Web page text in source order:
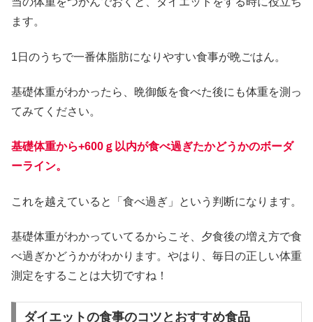
ます。
1日のうちで一番体脂肪になりやすい食事が晩ごはん。
基礎体重がわかったら、晩御飯を食べた後にも体重を測っ
てみてください。
基礎体重から+600ｇ以内が食べ過ぎたかどうかのボーダ
ーライン。
これを越えていると「食べ過ぎ」という判断になります。
基礎体重がわかっていてるからこそ、夕食後の増え方で食
べ過ぎかどうかがわかります。やはり、毎日の正しい体重
測定をすることは大切ですね！
ダイエットの食事のコツとおすすめ食品